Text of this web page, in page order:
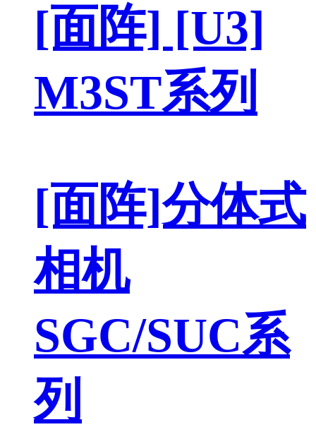
[面阵] [U3]
M3ST系列
[面阵]分体式
相机
SGC/SUC系
列